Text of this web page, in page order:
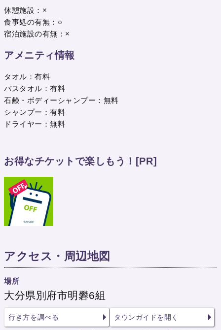
休憩施設：×
食事処の有無：○
宿泊施設の有無：×
アメニティ情報
タオル：有料
バスタオル：有料
石鹸・ボディーシャンプー：無料
シャンプー：有料
ドライヤー：無料
お得なチケットで楽しもう！ [PR]
アクセス・周辺地図
場所
大分県別府市明礬6組
行き方を調べる タウンガイドを開く